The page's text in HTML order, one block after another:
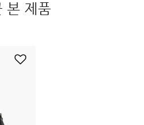
본 제품